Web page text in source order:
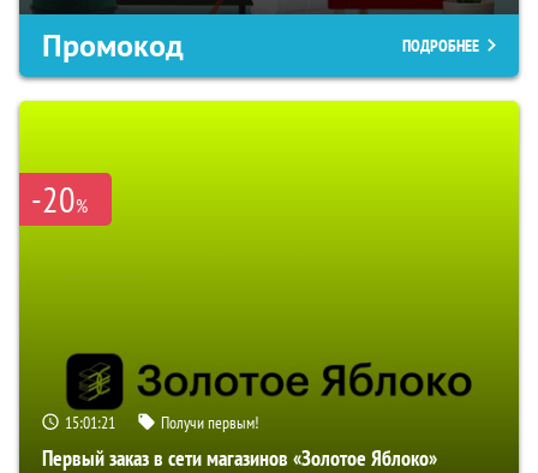
Промокод ПОДРОБНЕЕ
-20%
15:01:20 Получи первым!
Первый заказ в сети магазинов «Золотое Яблоко»